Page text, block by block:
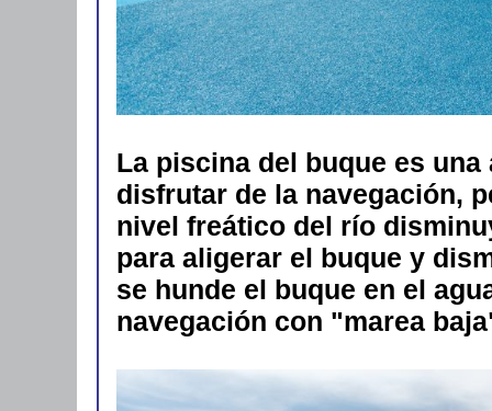
La piscina del buque es
disfrutar de la navegación,
nivel freático del río
para aligerar el buque y
se hunde el buque en el
navegación con "marea